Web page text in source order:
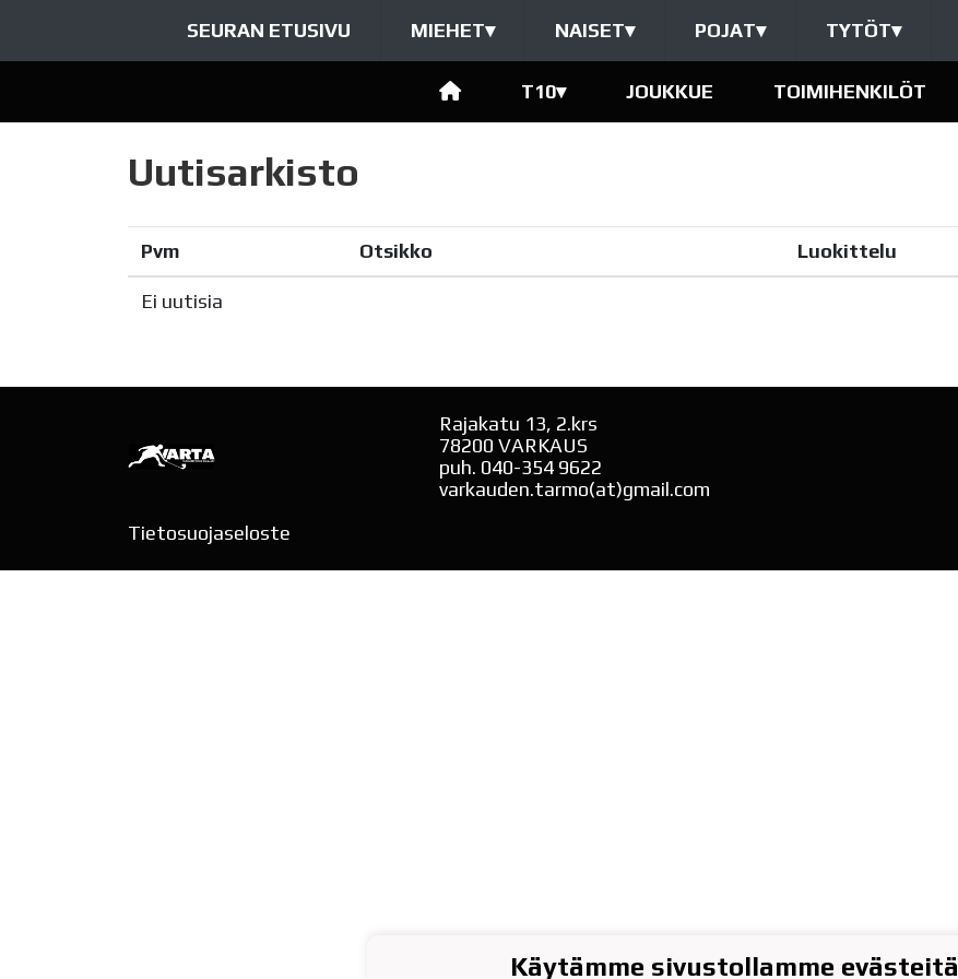
SEURAN ETUSIVU MIEHET▾ NAISET▾ POJAT▾ TYTÖT▾
T10▾ JOUKKUE TOIMIHENKILÖT
Uutisarkisto
Pvm Otsikko Luokittelu
Ei uutisia
Tietosuojaseloste
Rajakatu 13, 2.krs
78200 VARKAUS
puh. 040-354 9622
varkauden.tarmo(at)gmail.com
Käytämme sivustollamme evästeitä